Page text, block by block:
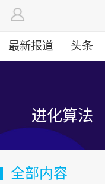
最新报道 头条
进化算法
全部内容